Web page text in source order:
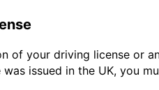
of your driving license or
issued in the UK, you